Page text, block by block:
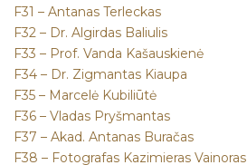
F31 – Antanas Terleckas
F32 – Dr. Algirdas Baliulis
F33 – Prof. Vanda Kašauskienė
F34 – Dr. Zigmantas Kiaupa
F35 – Marcelė Kubiliūtė
F36 – Vladas Pryšmantas
F37 – Akad. Antanas Buračas
F38 – Fotografas Kazimieras Vainoras